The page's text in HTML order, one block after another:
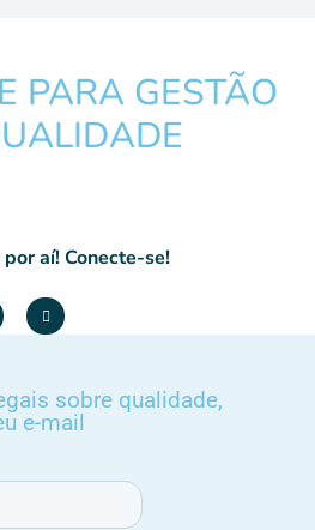
PARA GESTÃO
aí! Conecte-se!
sobre qualidade,
e-mail